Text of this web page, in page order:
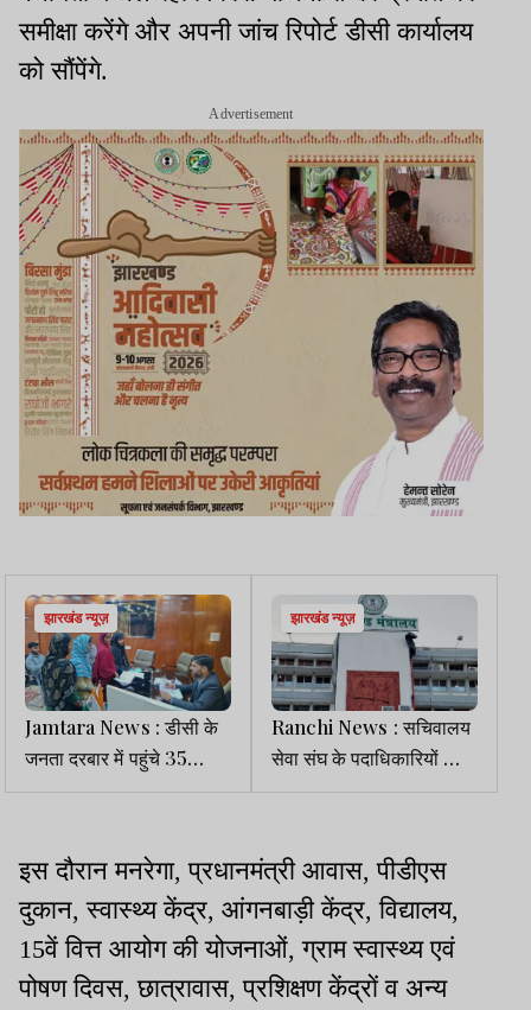
समीक्षा करेंगे और अपनी जांच रिपोर्ट डीसी कार्यालय
को सौंपेंगे.
Advertisement
झारखंड न्यूज़
Jamtara News : डीसी के
जनता दरबार में पहुंचे 35
फरियादी, कई मामलों का ऑन
झारखंड न्यूज़
Ranchi News : सचिवालय
सेवा संघ के पदाधिकारियों को
नहीं मिले जरूरी दस्तावेज
इस दौरान मनरेगा, प्रधानमंत्री आवास, पीडीएस
दुकान, स्वास्थ्य केंद्र, आंगनबाड़ी केंद्र, विद्यालय,
15वें वित्त आयोग की योजनाओं, ग्राम स्वास्थ्य एवं
पोषण दिवस, छात्रावास, प्रशिक्षण केंद्रों व अन्य